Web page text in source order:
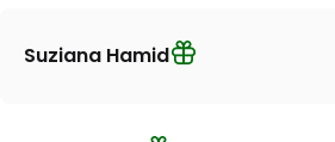
Suziana Hamid